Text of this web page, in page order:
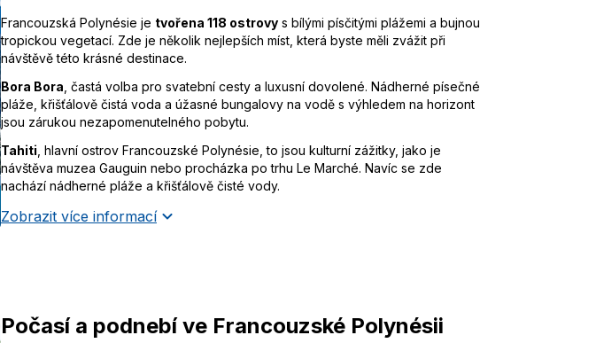
Francouzská Polynésie je tvořena 118 ostrovy s bílými písčitými plážemi a bujnou
tropickou vegetací. Zde je několik nejlepších míst, která byste měli zvážit při
návštěvě této krásné destinace.
Bora Bora , častá volba pro svatební cesty a luxusní dovolené. Nádherné písečné
pláže, křišťálově čistá voda a úžasné bungalovy na vodě s výhledem na horizont
jsou zárukou nezapomenutelného pobytu.
Tahiti , hlavní ostrov Francouzské Polynésie, to jsou kulturní zážitky, jako je
návštěva muzea Gauguin nebo procházka po trhu Le Marché. Navíc se zde
nachází nádherné pláže a křišťálově čisté vody.
Zobrazit více informací
Počasí a podnebí ve Francouzské Polynésii